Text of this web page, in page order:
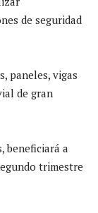
de seguridad
paneles, vigas
de gran
beneficiará a
trimestre